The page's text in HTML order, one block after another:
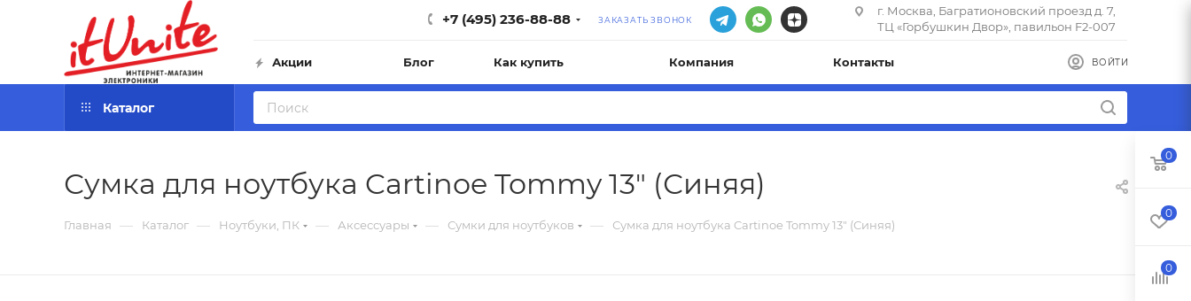
+7 (495) 236-88-88 ЗАКАЗАТЬ ЗВОНОК
г. Москва, Багратионовский проезд д. 7,
ТЦ «Горбушкин Двор», павильон F2-007
ВОЙТИ
Акции Блог Как купить Компания Контакты
Каталог
Сумка для ноутбука Cartinoe Tommy 13" (Синяя)
Главная — Каталог — Ноутбуки, ПК — Аксессуары — Сумки для ноутбуков — Сумка для ноутбука Cartinoe Tommy 13" (Синяя)
0
0
0